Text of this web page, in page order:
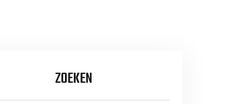
ZOEKEN